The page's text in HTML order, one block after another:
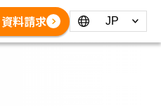
資料請求 Language：